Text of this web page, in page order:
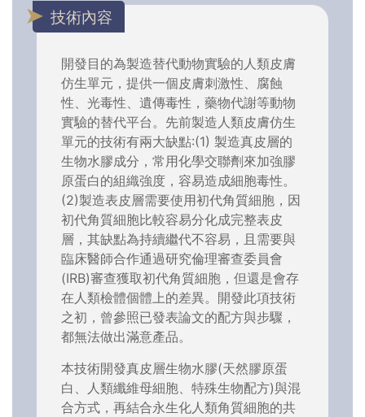
技術內容
開發目的為製造替代動物實驗的人類皮膚
仿生單元，提供一個皮膚刺激性、腐蝕
性、光毒性、遺傳毒性，藥物代謝等動物
實驗的替代平台。先前製造人類皮膚仿生
單元的技術有兩大缺點:(1) 製造真皮層的
生物水膠成分，常用化學交聯劑來加強膠
原蛋白的組織強度，容易造成細胞毒性。
(2)製造表皮層需要使用初代角質細胞，因
初代角質細胞比較容易分化成完整表皮
層，其缺點為持續繼代不容易，且需要與
臨床醫師合作通過研究倫理審查委員會
(IRB)審查獲取初代角質細胞，但還是會存
在人類檢體個體上的差異。開發此項技術
之初，曾參照已發表論文的配方與步驟，
都無法做出滿意產品。
本技術開發真皮層生物水膠(天然膠原蛋
白、人類纖維母細胞、特殊生物配方)與混
合方式，再結合永生化人類角質細胞的共